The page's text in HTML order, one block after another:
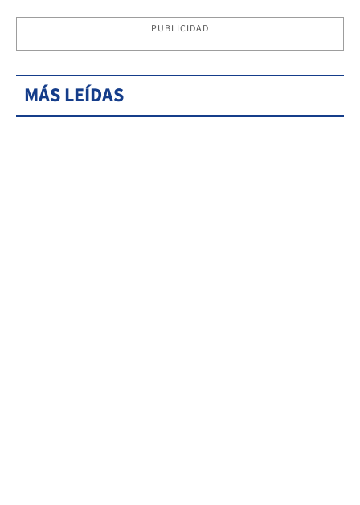
PUBLICIDAD
MÁS LEÍDAS